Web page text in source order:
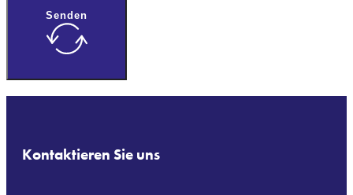
Senden
Kontaktieren Sie uns